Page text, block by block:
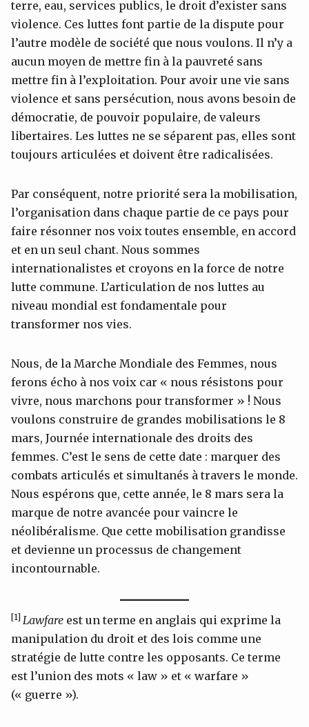
terre, eau, services publics, le droit d’exister sans
violence. Ces luttes font partie de la dispute pour
l’autre modèle de société que nous voulons. Il n’y a
aucun moyen de mettre fin à la pauvreté sans
mettre fin à l’exploitation. Pour avoir une vie sans
violence et sans persécution, nous avons besoin de
démocratie, de pouvoir populaire, de valeurs
libertaires. Les luttes ne se séparent pas, elles sont
toujours articulées et doivent être radicalisées.
Par conséquent, notre priorité sera la mobilisation,
l’organisation dans chaque partie de ce pays pour
faire résonner nos voix toutes ensemble, en accord
et en un seul chant. Nous sommes
internationalistes et croyons en la force de notre
lutte commune. L’articulation de nos luttes au
niveau mondial est fondamentale pour
transformer nos vies.
Nous, de la Marche Mondiale des Femmes, nous
ferons écho à nos voix car « nous résistons pour
vivre, nous marchons pour transformer » ! Nous
voulons construire de grandes mobilisations le 8
mars, Journée internationale des droits des
femmes. C’est le sens de cette date : marquer des
combats articulés et simultanés à travers le monde.
Nous espérons que, cette année, le 8 mars sera la
marque de notre avancée pour vaincre le
néolibéralisme. Que cette mobilisation grandisse
et devienne un processus de changement
incontournable.
[1] Lawfare est un terme en anglais qui exprime la
manipulation du droit et des lois comme une
stratégie de lutte contre les opposants. Ce terme
est l’union des mots « law » et « warfare »
(« guerre »).